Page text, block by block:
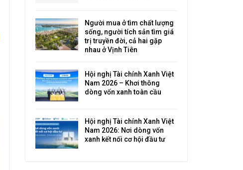
Người mua ở tìm chất lượng
sống, người tích sản tìm giá
trị truyền đời, cả hai gặp
nhau ở Vịnh Tiên
Hội nghị Tài chính Xanh Việt
Nam 2026 – Khơi thông
dòng vốn xanh toàn cầu
Hội nghị Tài chính Xanh Việt
Nam 2026: Nơi dòng vốn
xanh kết nối cơ hội đầu tư